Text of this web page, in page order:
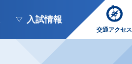
交通アクセス
入試情報